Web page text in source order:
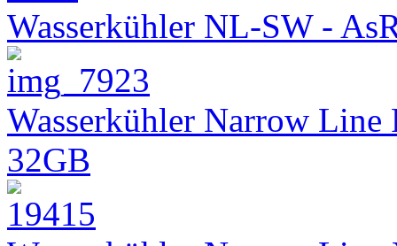
Wasserkühler NL-SW -
Wasserkühler Narrow
32GB